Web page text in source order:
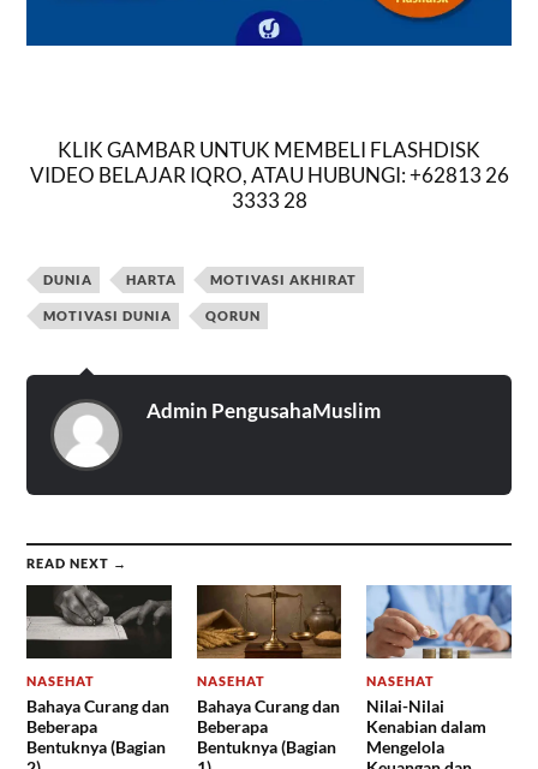
KLIK GAMBAR UNTUK MEMBELI FLASHDISK
VIDEO BELAJAR IQRO, ATAU HUBUNGI: +62813 26
3333 28
DUNIA HARTA MOTIVASI AKHIRAT
MOTIVASI DUNIA QORUN
Admin PengusahaMuslim
READ NEXT →
NASEHAT
Bahaya Curang dan
Beberapa
Bentuknya (Bagian
NASEHAT
Bahaya Curang dan
Beberapa
Bentuknya (Bagian
NASEHAT
Nilai-Nilai
Kenabian dalam
Mengelola